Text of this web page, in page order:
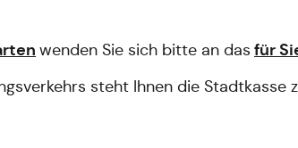
wenden Sie sich bitte an das für
steht Ihnen die Stadtkasse